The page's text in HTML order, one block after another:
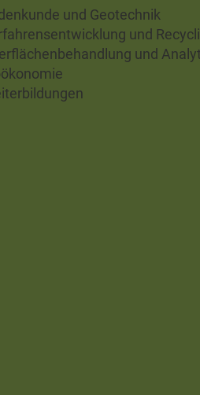
und Geotechnik
und
und